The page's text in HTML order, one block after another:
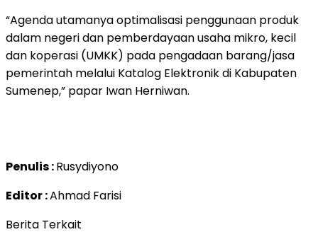
“Agenda utamanya optimalisasi penggunaan produk
dalam negeri dan pemberdayaan usaha mikro, kecil
dan koperasi (UMKK) pada pengadaan barang/jasa
pemerintah melalui Katalog Elektronik di Kabupaten
Sumenep,” papar Iwan Herniwan.
Penulis :Rusydiyono
Editor :Ahmad Farisi
Berita Terkait